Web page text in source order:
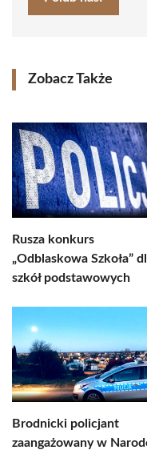
Zobacz Także
Rusza konkurs
„Odblaskowa Szkoła”
szkół podstawowych
Brodnicki policjant
zaangażowany w